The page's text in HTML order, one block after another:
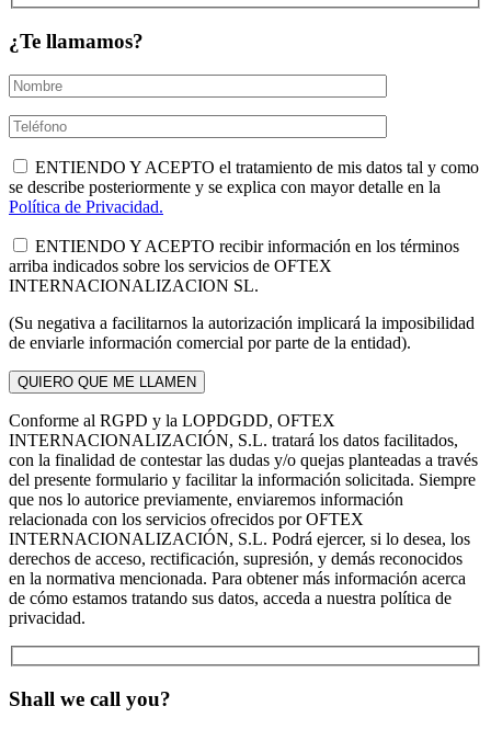
¿Te llamamos?
ENTIENDO Y ACEPTO el tratamiento de mis datos tal y como
se describe posteriormente y se explica con mayor detalle en la
Política de Privacidad.
ENTIENDO Y ACEPTO recibir información en los términos
arriba indicados sobre los servicios de OFTEX
INTERNACIONALIZACION SL.
(Su negativa a facilitarnos la autorización implicará la imposibilidad
de enviarle información comercial por parte de la entidad).
Conforme al RGPD y la LOPDGDD, OFTEX
INTERNACIONALIZACIÓN, S.L. tratará los datos facilitados,
con la finalidad de contestar las dudas y/o quejas planteadas a través
del presente formulario y facilitar la información solicitada. Siempre
que nos lo autorice previamente, enviaremos información
relacionada con los servicios ofrecidos por OFTEX
INTERNACIONALIZACIÓN, S.L. Podrá ejercer, si lo desea, los
derechos de acceso, rectificación, supresión, y demás reconocidos
en la normativa mencionada. Para obtener más información acerca
de cómo estamos tratando sus datos, acceda a nuestra política de
privacidad.
Shall we call you?